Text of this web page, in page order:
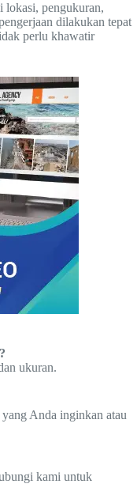
lokasi, pengukuran,
dilakukan tepat
perlu khawatir
ukuran.
Anda inginkan atau
kami untuk